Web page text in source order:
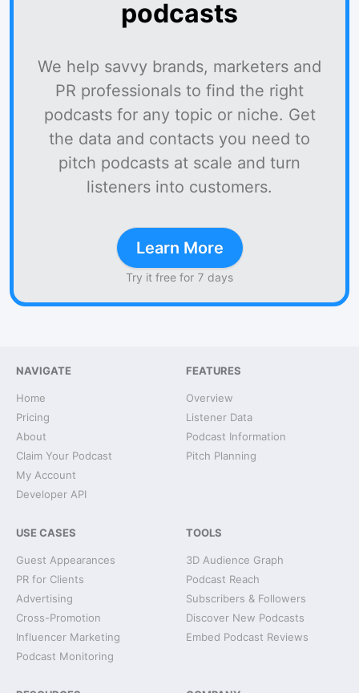
podcasts
We help savvy brands, marketers and
PR professionals to find the right
podcasts for any topic or niche. Get
the data and contacts you need to
pitch podcasts at scale and turn
listeners into customers.
Learn More
Try it free for 7 days
NAVIGATE
Home
Pricing
About
Claim Your Podcast
My Account
Developer API
FEATURES
Overview
Listener Data
Podcast Information
Pitch Planning
USE CASES
Guest Appearances
PR for Clients
Advertising
Cross-Promotion
Influencer Marketing
Podcast Monitoring
TOOLS
3D Audience Graph
Podcast Reach
Subscribers & Followers
Discover New Podcasts
Embed Podcast Reviews